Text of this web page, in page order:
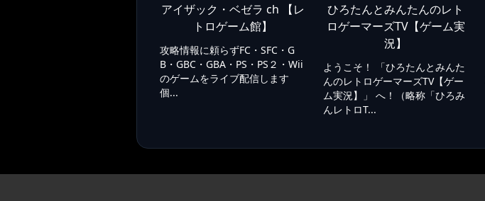
アイザック・ベゼラ ch 【レ
トロゲーム館】
攻略情報に頼らずFC・SFC・G
B・GBC・GBA・PS・PS２・Wii
のゲームをライブ配信します
個...
ひろたんとみんたんのレト
ロゲーマーズTV【ゲーム実
況】
ようこそ！ 「ひろたんとみんた
んのレトロゲーマーズTV【ゲー
ム実況】」 へ！（略称「ひろみ
んレトロT...